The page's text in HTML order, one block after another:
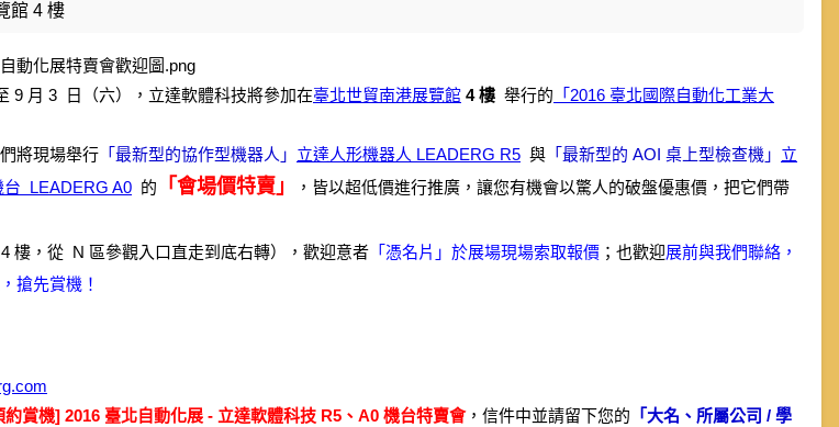
館 4 樓
9 月 3 日（六），立達軟體科技將參加在臺北世貿南港展覽館 4 樓 舉行的 「2016 臺北國際自動化工業大
將現場舉行 「最新型的協作型機器人」 立達人形機器人 LEADERG R5 與 「最新型的 AOI 桌上型檢查機」 立
台 LEADERG A0 的 「會場價特賣」
，皆以超低價進行推廣，讓您有機會以驚人的破盤優惠價，把它們帶
4 樓，從 N 區參觀入口直走到底右轉），歡迎意者 「憑名片」於展場現場索取報價 ；也歡迎展前與我們聯絡，
搶先賞機！
約賞機] 2016 臺北自動化展 - 立達軟體科技 R5、A0 機台特賣會，信件中並請留下您的 「大名、所屬公司 / 學